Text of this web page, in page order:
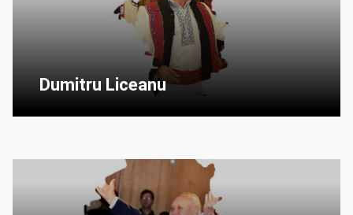
Dumitru Liceanu